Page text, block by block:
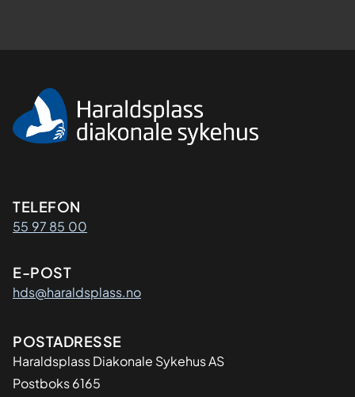
Kontaktinformasjon
TELEFON
55 97 85 00
E-POST
hds@haraldsplass.no
Adresse
POSTADRESSE
Haraldsplass Diakonale Sykehus AS
Postboks 6165